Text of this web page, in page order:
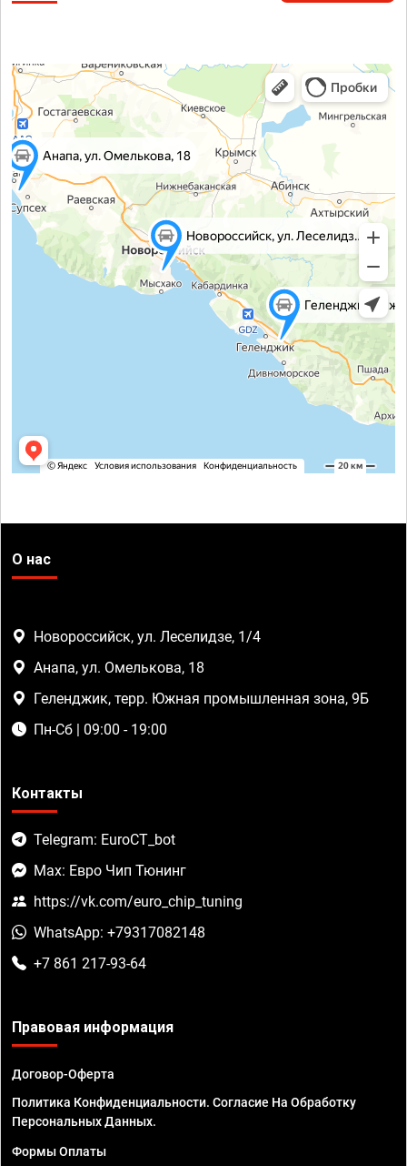
О нас
Новороссийск, ул. Леселидзе, 1/4
Анапа, ул. Омелькова, 18
Геленджик, терр. Южная промышленная зона, 9Б
Пн-Сб | 09:00 - 19:00
Контакты
Telegram: EuroCT_bot
Max: Евро Чип Тюнинг
https://vk.com/euro_chip_tuning
WhatsApp: +79317082148
+7 861 217-93-64
Правовая информация
Договор-Оферта
Политика Конфиденциальности. Согласие На Обработку
Персональных Данных.
Формы Оплаты